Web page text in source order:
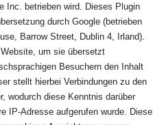
Inc. betrieben wird. Dieses Plugin
durch Google (betrieben
Barrow Street, Dublin 4, Irland).
um sie übersetzt
Besuchern den Inhalt
stellt hierbei Verbindungen zu den
wodurch diese Kenntnis darüber
IP-Adresse aufgerufen wurde. Diese